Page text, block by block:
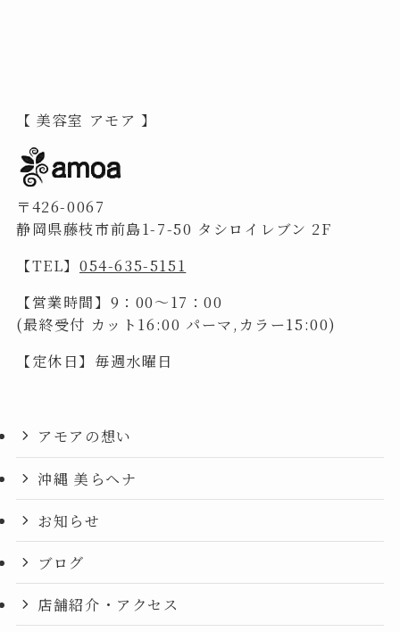
【 美容室 アモア 】
〒426-0067
静岡県藤枝市前島1-7-50 タシロイレブン 2F
【TEL】 054-635-5151
【営業時間】9：00～17：00
(最終受付 カット16:00 パーマ,カラー15:00)
【定休日】毎週水曜日
アモアの想い
沖縄 美らヘナ
お知らせ
ブログ
店舗紹介・アクセス